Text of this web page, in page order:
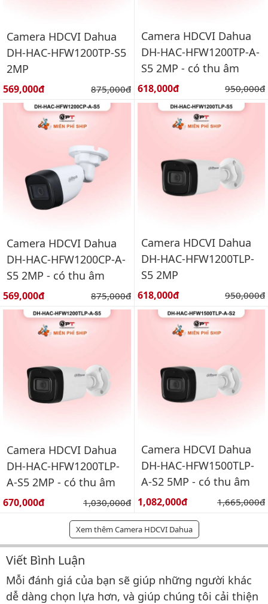
Camera HDCVI Dahua
DH-HAC-HFW1200TP-S5
2MP
Giá bán:
569,000đ Giá gốc:
875,000đ
Camera HDCVI Dahua
DH-HAC-HFW1200TP-A-
S5 2MP - có thu âm
Giá bán:
618,000đ Giá gốc:
950,000đ
Camera HDCVI Dahua
DH-HAC-HFW1200CP-A-
S5 2MP - có thu âm
Giá bán:
569,000đ Giá gốc:
875,000đ
Camera HDCVI Dahua
DH-HAC-HFW1200TLP-
S5 2MP
Giá bán:
618,000đ Giá gốc:
950,000đ
Camera HDCVI Dahua
DH-HAC-HFW1200TLP-
A-S5 2MP - có thu âm
Giá bán:
670,000đ Giá gốc:
1,030,000đ
Camera HDCVI Dahua
DH-HAC-HFW1500TLP-
A-S2 5MP - có thu âm
Giá bán:
1,082,000đ Giá gốc:
1,665,000đ
Xem thêm Camera HDCVI Dahua
Bình luận & Đánh giá
Viết Bình Luận
Mỗi đánh giá của bạn sẽ giúp những người khác
dễ dàng chọn lựa hơn, và giúp chúng tôi cải thiện